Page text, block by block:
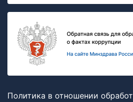
Политика в отношении